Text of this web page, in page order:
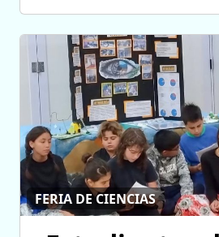
FERIA DE CIENCIAS